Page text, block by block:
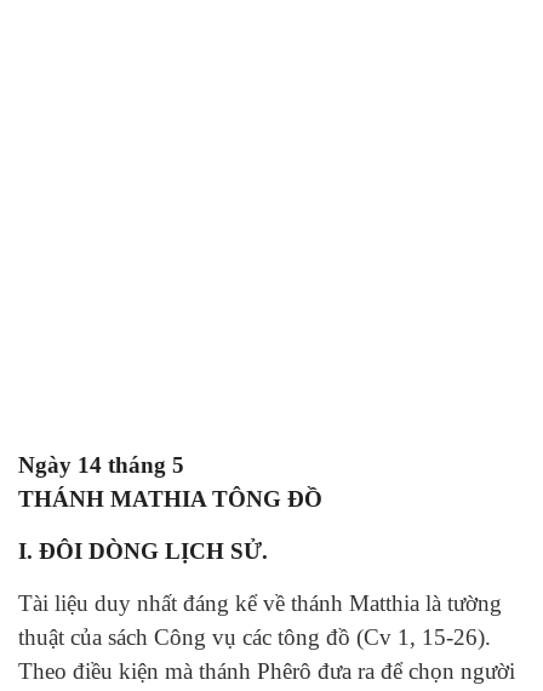
Ngày 14 tháng 5
THÁNH MATHIA TÔNG ĐỒ
I. ĐÔI DÒNG LỊCH SỬ.
Tài liệu duy nhất đáng kể về thánh Matthia là tường
thuật của sách Công vụ các tông đồ (Cv 1, 15-26).
Theo điều kiện mà thánh Phêrô đưa ra để chọn người